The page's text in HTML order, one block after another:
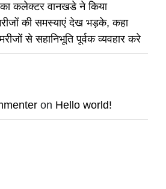
का कलेक्टर वानखडे ने किया
की समस्याएं देख भड़के, कहा
मरीजों से सहानिभूति पूर्वक व्यवहार करे
on Hello world!